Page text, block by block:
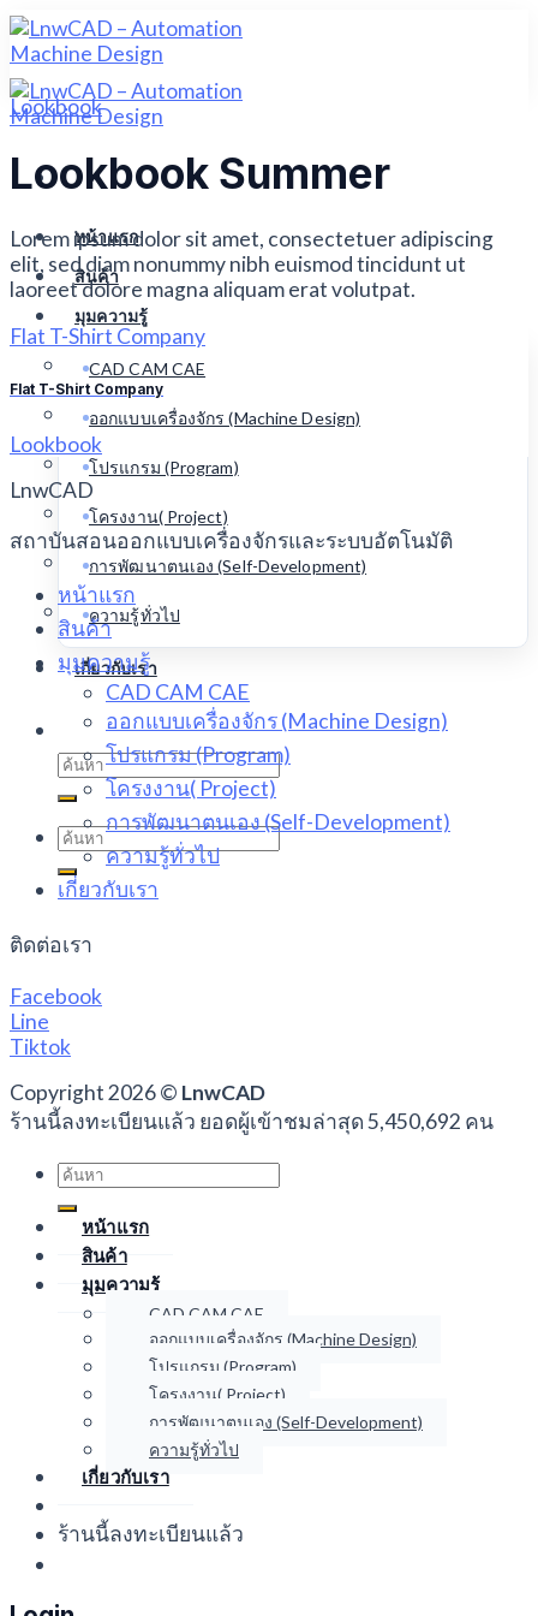
Skip
to
content
หน้าแรก
สินค้า
มุมความรู้
CAD CAM CAE
ออกแบบเครื่องจักร (Machine Design)
โปรแกรม (Program)
โครงงาน( Project)
การพัฒนาตนเอง (Self-Development)
ความรู้ทั่วไป
เกี่ยวกับเรา
Search
for:
Search
for:
Lookbook
Lookbook Summer
Lorem ipsum dolor sit amet, consectetuer adipiscing
elit, sed diam nonummy nibh euismod tincidunt ut
laoreet dolore magna aliquam erat volutpat.
Flat T-Shirt Company
Flat T-Shirt Company
Lookbook
LnwCAD
สถาบันสอนออกแบบเครื่องจักรและระบบอัตโนมัติ
หน้าแรก
สินค้า
มุมความรู้
CAD CAM CAE
ออกแบบเครื่องจักร (Machine Design)
โปรแกรม (Program)
โครงงาน( Project)
การพัฒนาตนเอง (Self-Development)
ความรู้ทั่วไป
เกี่ยวกับเรา
ติดต่อเรา
Facebook
Line
Tiktok
Copyright 2026 © LnwCAD
ร้านนี้ลงทะเบียนแล้ว ยอดผู้เข้าชมล่าสุด 5,450,692 คน
Search
for:
หน้าแรก
สินค้า
มุมความรู้
CAD CAM CAE
ออกแบบเครื่องจักร (Machine Design)
โปรแกรม (Program)
โครงงาน( Project)
การพัฒนาตนเอง (Self-Development)
ความรู้ทั่วไป
เกี่ยวกับเรา
ร้านนี้ลงทะเบียนแล้ว